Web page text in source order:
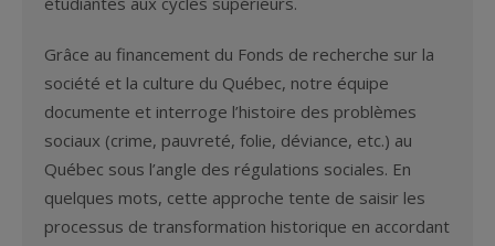
Grâce au financement du Fonds de recherche sur la
société et la culture du Québec, notre équipe
documente et interroge l’histoire des problèmes
sociaux (crime, pauvreté, folie, déviance, etc.) au
Québec sous l’angle des régulations sociales. En
quelques mots, cette approche tente de saisir les
processus de transformation historique en accordant